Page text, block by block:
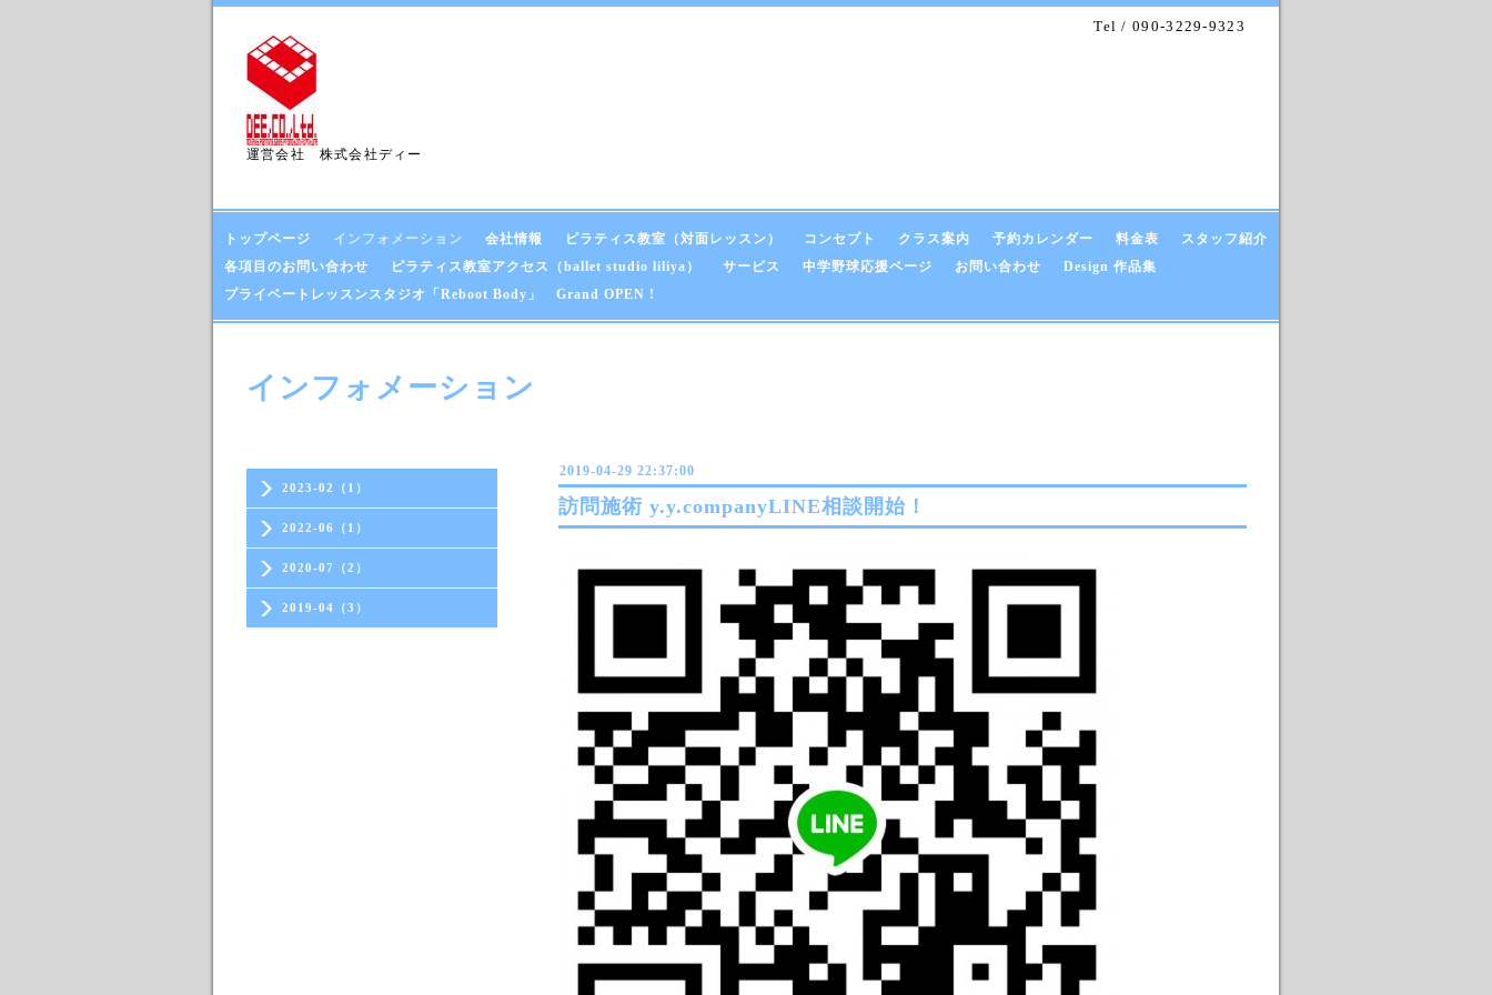
Tel / 090-3229-9323
運営会社 株式会社ディー
トップページ インフォメーション 会社情報 ピラティス教室（対面レッスン） コンセプト クラス案内 予約カレンダー 料金表
スタッフ紹介
各項目のお問い合わせ
ピラティス教室アクセス（ballet studio liliya） サービス 中学野球応援ページ お問い合わせ
Design 作品集
プライベートレッスンスタジオ「Reboot Body」 Grand OPEN !
2023-02（1）
2022-06（1）
2020-07（2）
2019-04（3）
インフォメーション
2019-04-29 22:37:00
訪問施術 y.y.companyLINE相談開始！